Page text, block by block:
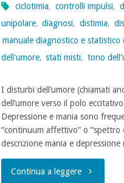
ciclotimia, controlli impulsi,
unipolare, diagnosi, distimia,
manuale diagnostico e statistico
dell'umore, stati misti, tono
I disturbi dell’umore (chiamati
dell’umore verso il polo
Depressione e mania sono
“continuum affettivo” o “spettro
descrizione mania e depressione
Continua a leggere"I